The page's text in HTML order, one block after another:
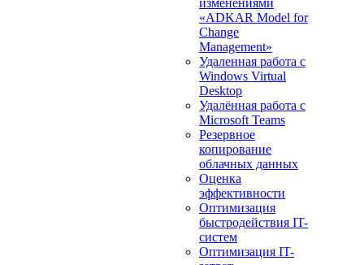
изменениями
«ADKAR Model for
Change
Management»
Удаленная работа с
Windows Virtual
Desktop
Удалённая работа с
Microsoft Teams
Резервное
копирование
облачных данных
Оценка
эффективности
Оптимизация
быстродействия IT-
систем
Оптимизация IT-